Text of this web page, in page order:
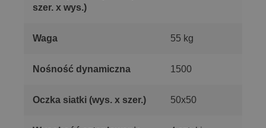
szer. x wys.)
Waga 55 kg
Nośność dynamiczna 1500
Oczka siatki (wys. x szer.) 50x50